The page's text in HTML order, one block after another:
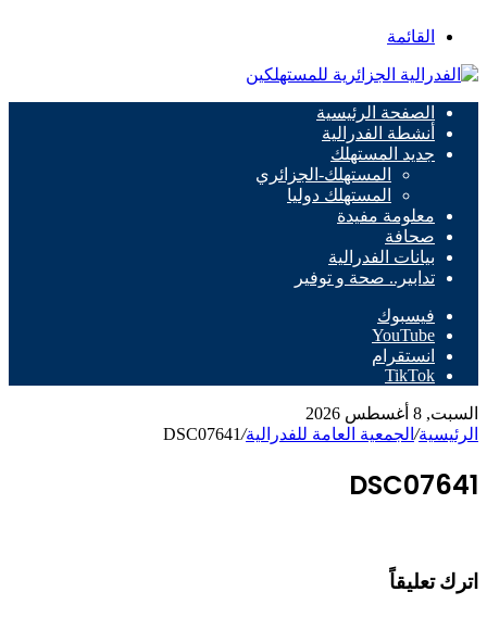
القائمة
الصفحة الرئيسية
أنشطة الفدرالية
جديد المستهلك
المستهلك-الجزائري
المستهلك دوليا
معلومة مفيدة
صحافة
بيانات الفدرالية
تدابير.. صحة و توفير
فيسبوك
‫YouTube
انستقرام
‫TikTok
السبت, 8 أغسطس 2026
الرئيسية/ الجمعية العامة للفدرالية/
DSC07641
DSC07641
اترك تعليقاً